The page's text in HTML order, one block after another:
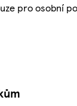
pro osobní